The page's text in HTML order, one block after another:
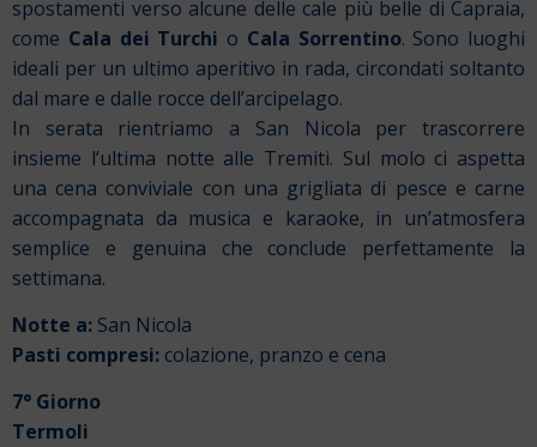
spostamenti verso alcune delle cale più belle di Capraia,
come Cala dei Turchi o Cala Sorrentino. Sono luoghi
ideali per un ultimo aperitivo in rada, circondati soltanto
dal mare e dalle rocce dell’arcipelago.
In serata rientriamo a San Nicola per trascorrere
insieme l’ultima notte alle Tremiti. Sul molo ci aspetta
una cena conviviale con una grigliata di pesce e carne
accompagnata da musica e karaoke, in un’atmosfera
semplice e genuina che conclude perfettamente la
settimana.
Notte a: San Nicola
Pasti compresi: colazione, pranzo e cena
7° Giorno
Termoli